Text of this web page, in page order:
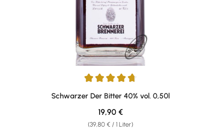
Durchschnittliche Bewertung von 4.87 von 5 Sternen
Schwarzer Der Bitter 40% vol. 0,50l
(39,80 € / 1 Liter)
Regulärer Preis:
19,90 €